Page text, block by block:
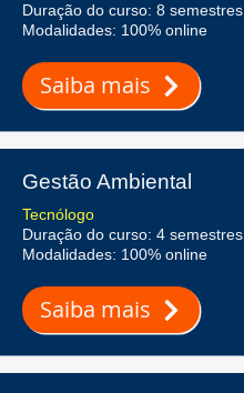
Duração do curso: 8 semestres
Modalidades: 100% online
Saiba mais
Gestão Ambiental
Tecnólogo
Duração do curso: 4 semestres
Modalidades: 100% online
Saiba mais